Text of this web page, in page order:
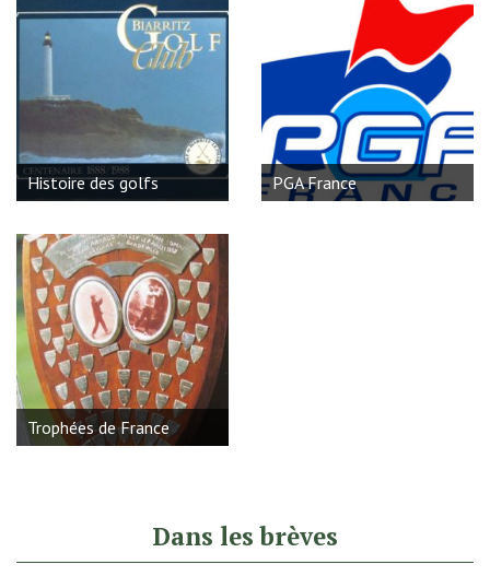
Histoire des golfs PGA France
Trophées de France
Dans les brèves